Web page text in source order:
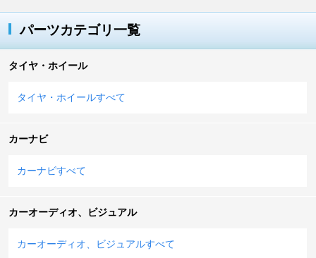
パーツカテゴリ一覧
タイヤ・ホイール
タイヤ・ホイールすべて
カーナビ
カーナビすべて
カーオーディオ、ビジュアル
カーオーディオ、ビジュアルすべて